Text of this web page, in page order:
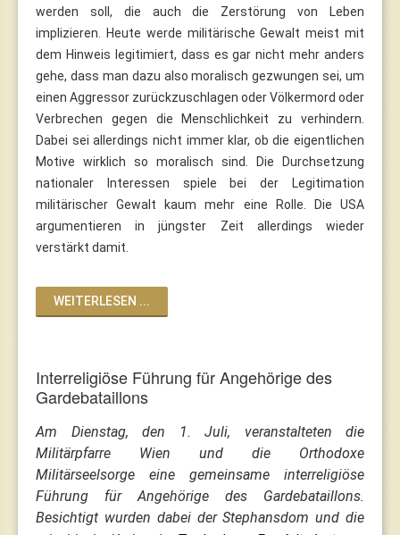
werden soll, die auch die Zerstörung von Leben
implizieren. Heute werde militärische Gewalt meist mit
dem Hinweis legitimiert, dass es gar nicht mehr anders
gehe, dass man dazu also moralisch gezwungen sei, um
einen Aggressor zurückzuschlagen oder Völkermord oder
Verbrechen gegen die Menschlichkeit zu verhindern.
Dabei sei allerdings nicht immer klar, ob die eigentlichen
Motive wirklich so moralisch sind. Die Durchsetzung
nationaler Interessen spiele bei der Legitimation
militärischer Gewalt kaum mehr eine Rolle. Die USA
argumentieren in jüngster Zeit allerdings wieder
verstärkt damit.
WEITERLESEN ...
Interreligiöse Führung für Angehörige des
Gardebataillons
Am Dienstag, den 1. Juli, veranstalteten die
Militärpfarre Wien und die Orthodoxe
Militärseelsorge eine gemeinsame interreligiöse
Führung für Angehörige des Gardebataillons.
Besichtigt wurden dabei der Stephansdom und die